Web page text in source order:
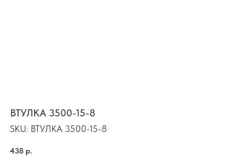
ВТУЛКА 3500-15-8
SKU: ВТУЛКА 3500-15-8
438 р.